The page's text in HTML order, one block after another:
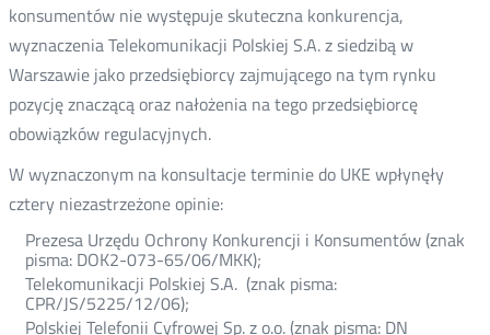
konsumentów nie występuje skuteczna konkurencja,
wyznaczenia Telekomunikacji Polskiej S.A. z siedzibą w
Warszawie jako przedsiębiorcy zajmującego na tym rynku
pozycję znaczącą oraz nałożenia na tego przedsiębiorcę
obowiązków regulacyjnych.
W wyznaczonym na konsultacje terminie do UKE wpłynęły
cztery niezastrzeżone opinie:
Prezesa Urzędu Ochrony Konkurencji i Konsumentów (znak
pisma: DOK2-073-65/06/MKK);
Telekomunikacji Polskiej S.A. (znak pisma:
CPR/JS/5225/12/06);
Polskiej Telefonii Cyfrowej Sp. z o.o. (znak pisma: DN